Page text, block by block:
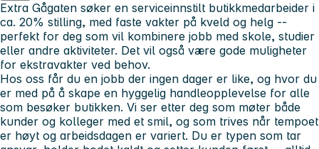
Extra Gågaten søker en serviceinnstilt butikkmedarbeider i
ca. 20% stilling, med faste vakter på kveld og helg --
perfekt for deg som vil kombinere jobb med skole, studier
eller andre aktiviteter. Det vil også være gode muligheter
for ekstravakter ved behov.
Hos oss får du en jobb der ingen dager er like, og hvor du
er med på å skape en hyggelig handleopplevelse for alle
som besøker butikken. Vi ser etter deg som møter både
kunder og kolleger med et smil, og som trives når tempoet
er høyt og arbeidsdagen er variert. Du er typen som tar